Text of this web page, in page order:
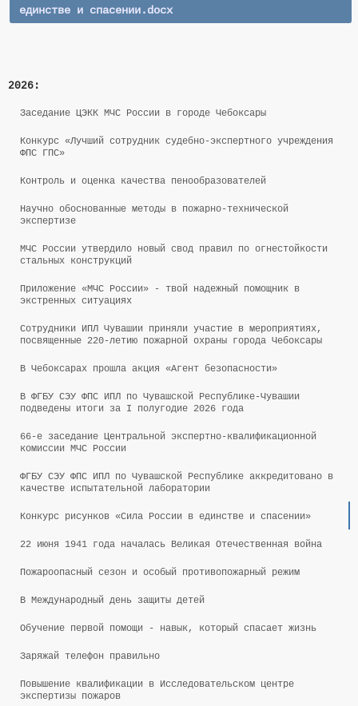
единстве и спасении.docx
2026:
Заседание ЦЭКК МЧС России в городе Чебоксары
Конкурс «Лучший сотрудник судебно-экспертного учреждения
ФПС ГПС»
Контроль и оценка качества пенообразователей
Научно обоснованные методы в пожарно-технической
экспертизе
МЧС России утвердило новый свод правил по огнестойкости
стальных конструкций
Приложение «МЧС России» - твой надежный помощник в
экстренных ситуациях
Сотрудники ИПЛ Чувашии приняли участие в мероприятиях,
посвященные 220-летию пожарной охраны города Чебоксары
В Чебоксарах прошла акция «Агент безопасности»
В ФГБУ СЭУ ФПС ИПЛ по Чувашской Республике-Чувашии
подведены итоги за I полугодие 2026 года
66-е заседание Центральной экспертно-квалификационной
комиссии МЧС России
ФГБУ СЭУ ФПС ИПЛ по Чувашской Республике аккредитовано в
качестве испытательной лаборатории
Конкурс рисунков «Сила России в единстве и спасении»
22 июня 1941 года началась Великая Отечественная война
Пожароопасный сезон и особый противопожарный режим
В Международный день защиты детей
Обучение первой помощи - навык, который спасает жизнь
Заряжай телефон правильно
Повышение квалификации в Исследовательском центре
экспертизы пожаров